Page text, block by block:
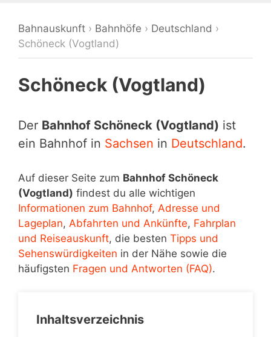
Bahnauskunft › Bahnhöfe › Deutschland ›
Schöneck (Vogtland)
Schöneck (Vogtland)
Der Bahnhof Schöneck (Vogtland) ist
ein Bahnhof in Sachsen in Deutschland.
Auf dieser Seite zum Bahnhof Schöneck
(Vogtland) findest du alle wichtigen
Informationen zum Bahnhof, Adresse und
Lageplan, Abfahrten und Ankünfte, Fahrplan
und Reiseauskunft, die besten Tipps und
Sehenswürdigkeiten in der Nähe sowie die
häufigsten Fragen und Antworten (FAQ).
Inhaltsverzeichnis